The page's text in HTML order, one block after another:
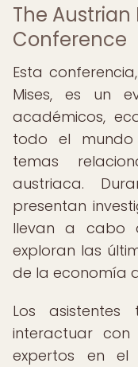
The
Conference
Esta
Mises, es un
académicos,
todo el
temas
austriaca.
presentan
llevan a cabo
exploran las
de la economía
Los
interactuar
expertos en